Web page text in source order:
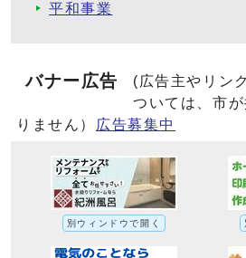
平和事業
バナー広告
(広告主やリン
ついては、市
りません）
広告募集中
別ウィンドウで開く